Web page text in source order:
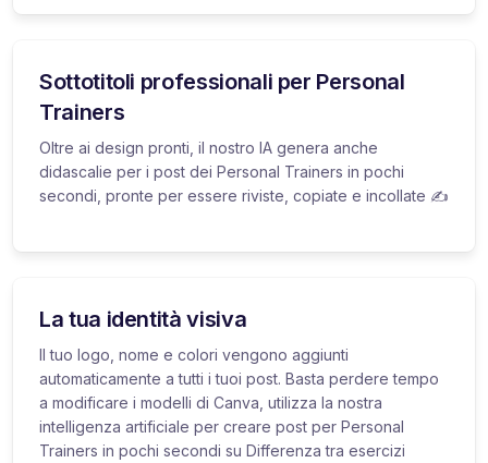
Sottotitoli professionali per Personal
Trainers
Oltre ai design pronti, il nostro IA genera anche
didascalie per i post dei Personal Trainers in pochi
secondi, pronte per essere riviste, copiate e incollate ✍️
La tua identità visiva
Il tuo logo, nome e colori vengono aggiunti
automaticamente a tutti i tuoi post. Basta perdere tempo
a modificare i modelli di Canva, utilizza la nostra
intelligenza artificiale per creare post per Personal
Trainers in pochi secondi su Differenza tra esercizi